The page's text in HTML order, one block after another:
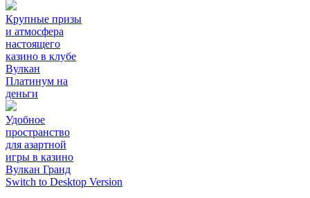
Крупные призы
и атмосфера
настоящего
казино в клубе
Вулкан
Платинум на
деньги
Удобное
пространство
для азартной
игры в казино
Вулкан Гранд
Switch to Desktop Version